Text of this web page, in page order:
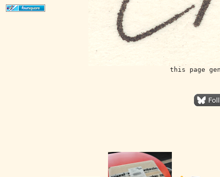
this page